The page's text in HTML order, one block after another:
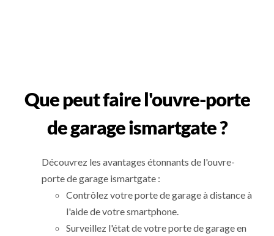
Que peut faire l'ouvre-porte
de garage ismartgate ?
Découvrez les avantages étonnants de l'ouvre-
porte de garage ismartgate :
Contrôlez votre porte de garage à distance à
l'aide de votre smartphone.
Surveillez l'état de votre porte de garage en